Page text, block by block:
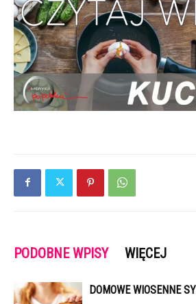
PODOBNE WPISY WIĘCEJ
DOMOWE WIOSENNE